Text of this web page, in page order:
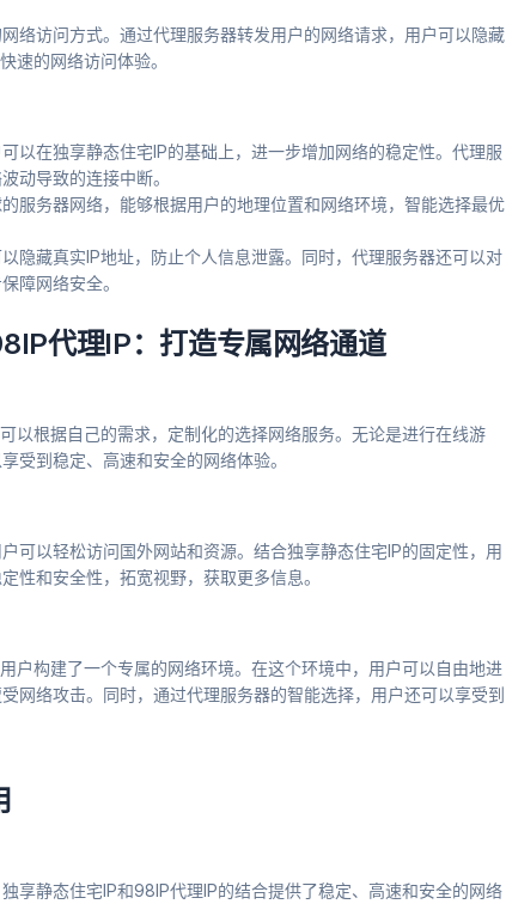
络访问方式。通过代理服务器转发用户的网络请求，用户可以隐藏
速的网络访问体验。
以在独享静态住宅IP的基础上，进一步增加网络的稳定性。代理服
动导致的连接中断。
服务器网络，能够根据用户的地理位置和网络环境，智能选择最优
隐藏真实IP地址，防止个人信息泄露。同时，代理服务器还可以对
障网络安全。
代理IP：打造专属网络通道
以根据自己的需求，定制化的选择网络服务。无论是进行在线游
受到稳定、高速和安全的网络体验。
可以轻松访问国外网站和资源。结合独享静态住宅IP的固定性，用
性和安全性，拓宽视野，获取更多信息。
户构建了一个专属的网络环境。在这个环境中，用户可以自由地进
网络攻击。同时，通过代理服务器的智能选择，用户还可以享受到
享静态住宅IP和98IP代理IP的结合提供了稳定、高速和安全的网络